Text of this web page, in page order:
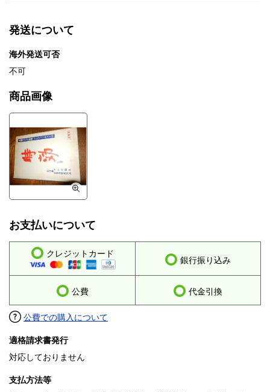
発送について
海外発送可否
不可
商品画像
お支払いについて
クレジットカード
銀行振り込み
公費 代金引換
公費での購入について
適格請求書発行
対応しておりません
支払方法等